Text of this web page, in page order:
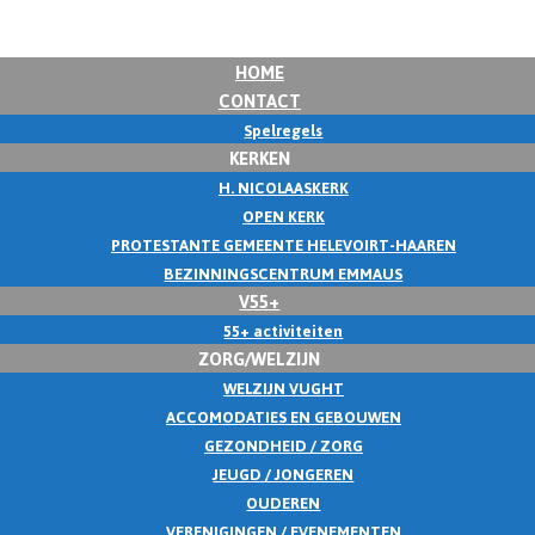
HOME
CONTACT
Spelregels
KERKEN
H. NICOLAASKERK
OPEN KERK
PROTESTANTE GEMEENTE HELEVOIRT-HAAREN
BEZINNINGSCENTRUM EMMAUS
V55+
55+ activiteiten
ZORG/WELZIJN
WELZIJN VUGHT
ACCOMODATIES EN GEBOUWEN
GEZONDHEID / ZORG
JEUGD / JONGEREN
OUDEREN